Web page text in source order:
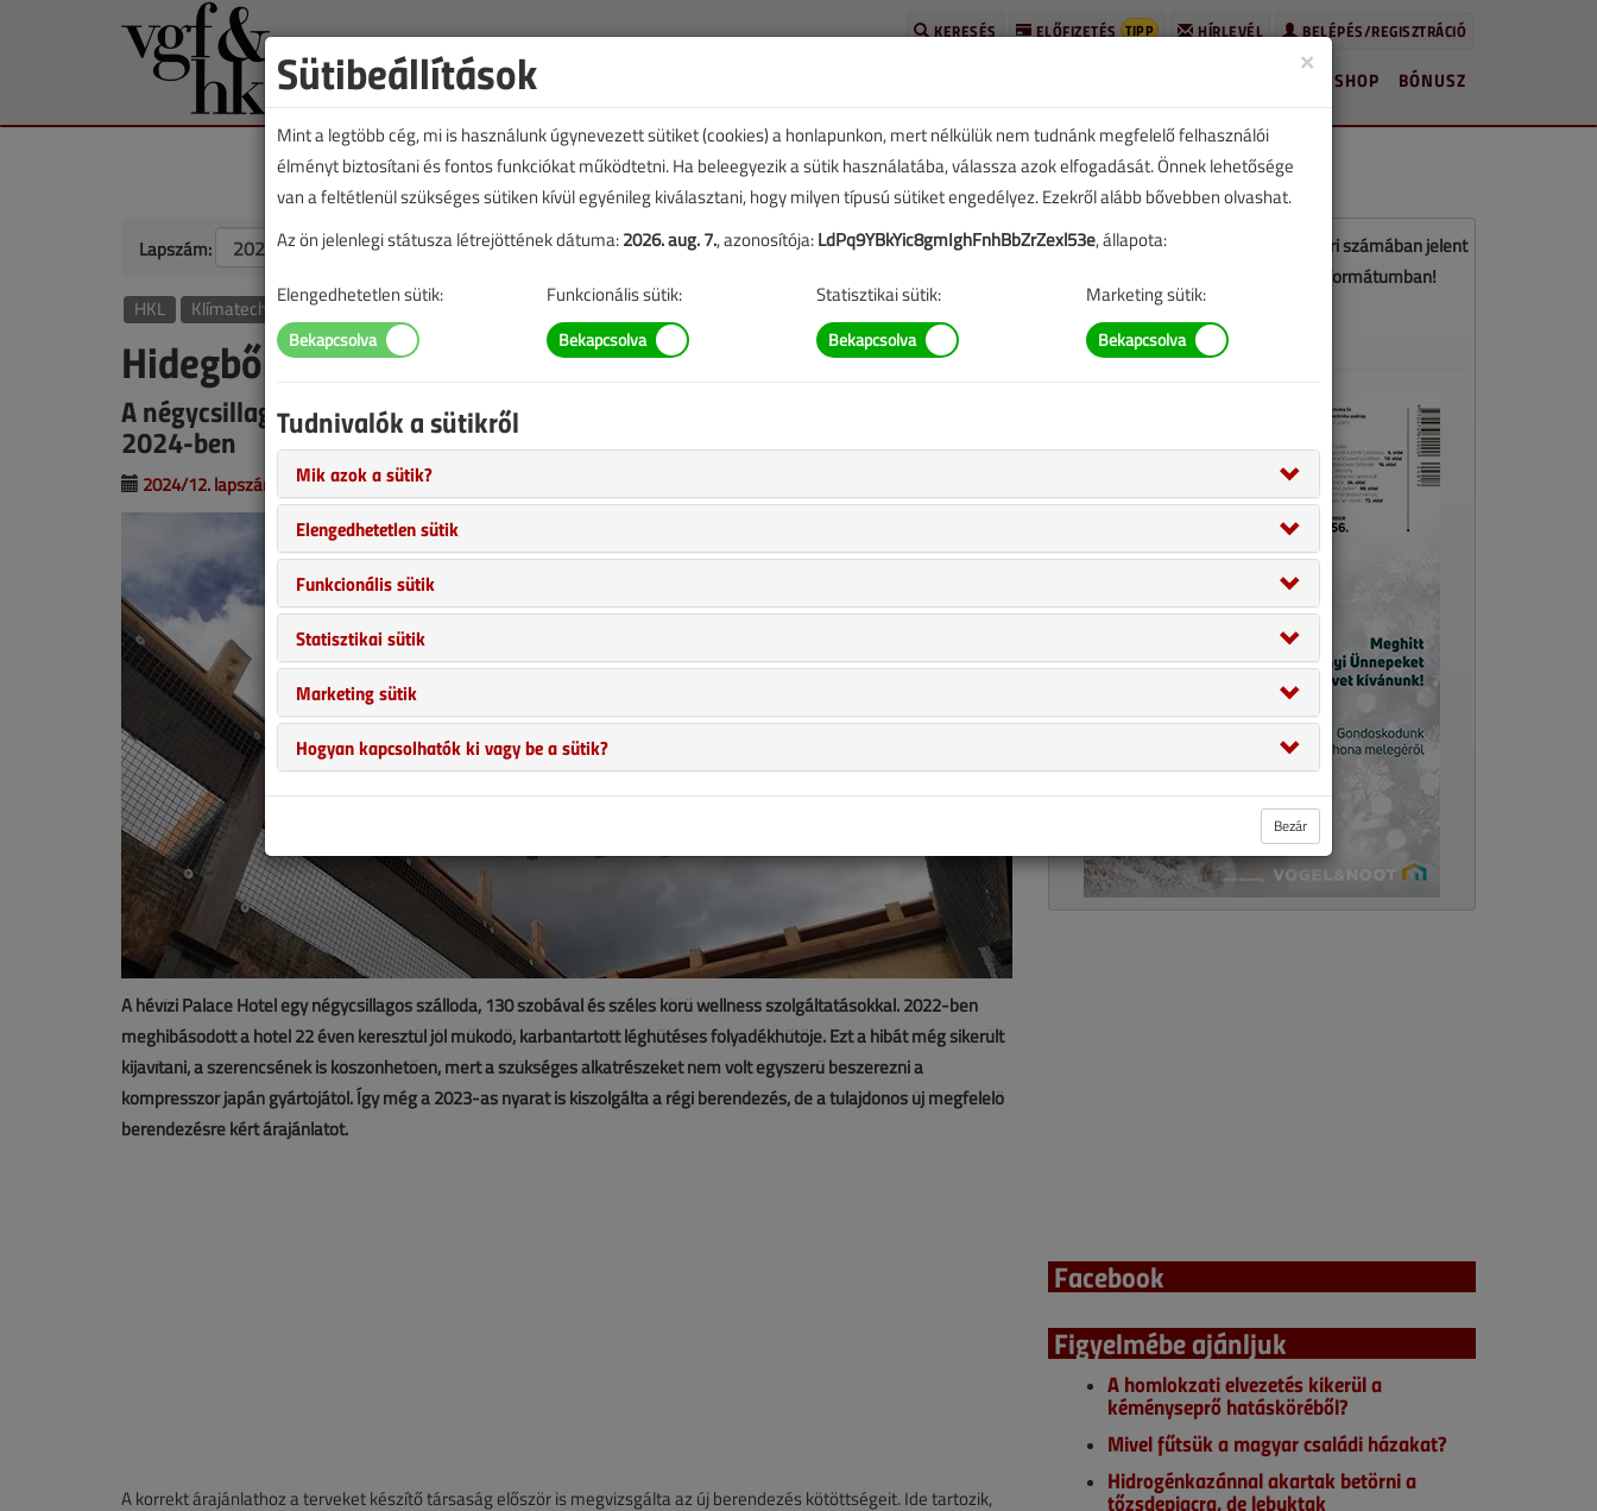
BELÉPÉS/REGISZTRÁCIÓ
HÍRLEVÉL
ELŐFIZETÉS TIPP
KERESÉS
BÓNUSZ
SHOP
Lapszám: TARTALOM
HKL Klímatechnika
Hidegből meleget
A négycsillagos vidéki szálloda fűtési és hűtési rendszerének rekonstrukciója
2024-ben
2024/12. lapszám Varga péter |
A hévízi Palace Hotel egy négycsillagos szálloda, 130 szobával és széles körű wellness szolgáltatásokkal. 2022-ben
meghibásodott a hotel 22 éven keresztül jól működő, karbantartott léghűtéses folyadékhűtője. Ezt a hibát még sikerült
kijavítani, a szerencsének is köszönhetően, mert a szükséges alkatrészeket nem volt egyszerű beszerezni a
kompresszor japán gyártójától. Így még a 2023-as nyarat is kiszolgálta a régi berendezés, de a tulajdonos új megfelelő
berendezésre kért árajánlatot.
A korrekt árajánlathoz a terveket készítő társaság először is megvizsgálta az új berendezés kötöttségeit. Ide tartozik,
Ez a cikk a VGF&HKL 2024. decemberi számában jelent
meg. Töltse le a lapszámot PDF formátumban!
Facebook
Figyelmébe ajánljuk
A homlokzati elvezetés kikerül a
kéményseprő hatásköréből?
Mivel fűtsük a magyar családi házakat?
Hidrogénkazánnal akartak betörni a
tőzsdepiacra, de lebuktak
×
Sütibeállítások
Mint a legtöbb cég, mi is használunk úgynevezett sütiket (cookies) a honlapunkon, mert nélkülük nem tudnánk megfelelő felhasználói
élményt biztosítani és fontos funkciókat működtetni. Ha beleegyezik a sütik használatába, válassza azok elfogadását. Önnek lehetősége
van a feltétlenül szükséges sütiken kívül egyénileg kiválasztani, hogy milyen típusú sütiket engedélyez. Ezekről alább bővebben olvashat.
Az ön jelenlegi státusza létrejöttének dátuma:2026. aug. 7., azonosítója:LdPq9YBkYic8gmIghFnhBbZrZexl53e, állapota:
Elengedhetetlen sütik: Funkcionális sütik: Statisztikai sütik: Marketing sütik:
Tudnivalók a sütikről
Mik azok a sütik?
Elengedhetetlen sütik
Funkcionális sütik
Statisztikai sütik
Marketing sütik
Hogyan kapcsolhatók ki vagy be a sütik?
Bezár